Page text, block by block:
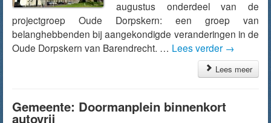
augustus onderdeel van de
projectgroep Oude Dorpskern: een groep van
belanghebbenden bij aangekondigde veranderingen in de
Oude Dorpskern van Barendrecht. … Lees verder →
Lees meer
Gemeente: Doormanplein binnenkort
autovrij